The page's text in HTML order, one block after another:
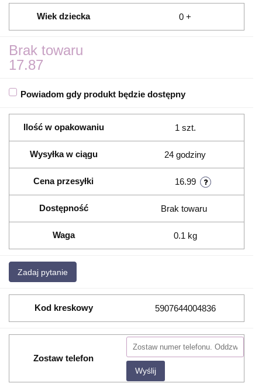
Wiek dziecka 0 +
Brak towaru
17.87
Powiadom gdy produkt będzie dostępny
Ilość w opakowaniu 1 szt.
Wysyłka w ciągu 24 godziny
Cena przesyłki 16.99
Dostępność Brak towaru
Waga 0.1 kg
Zadaj pytanie
Kod kreskowy 5907644004836
Zostaw telefon
Wyślij